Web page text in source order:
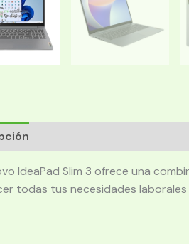
IdeaPad Slim 3 ofrece una
todas tus necesidades